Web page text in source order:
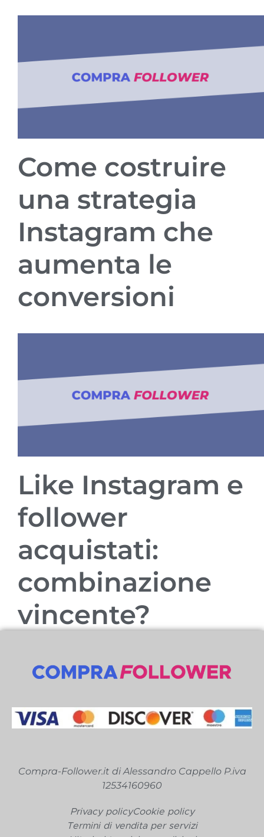
Come costruire
una strategia
Instagram che
aumenta le
conversioni
Like Instagram e
follower
acquistati:
combinazione
vincente?
Compra-Follower.it di Alessandro Cappello P.iva
12534160960
Privacy policyCookie policy
Termini di vendita per servizi